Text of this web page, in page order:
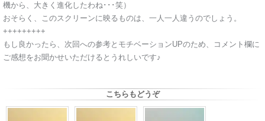
機から、大きく進化したわね･･･笑）
おそらく、このスクリーンに映るものは、一人一人違うのでしょう。
+++++++++
もし良かったら、次回への参考とモチベーションUPのため、コメント欄に
ご感想をお聞かせいただけるとうれしいです♪
こちらもどうぞ